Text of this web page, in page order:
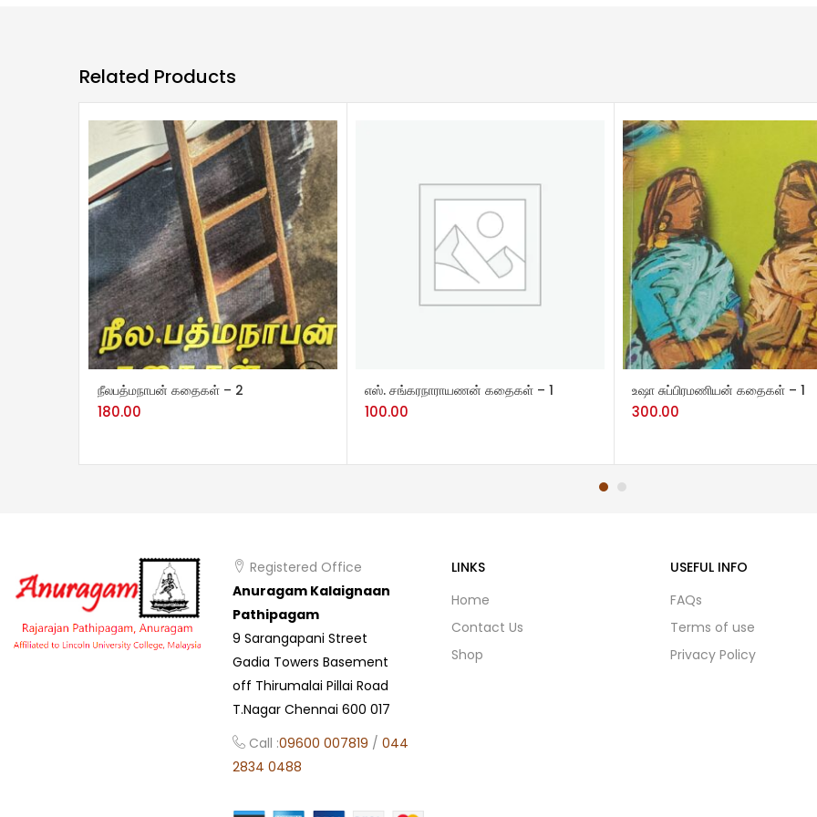
Related Products
ADD TO CART
நீலபத்மநாபன் கதைகள் – 2
180.00
எஸ். சங்கரநாராயணன் கதைகள் – 1
100.00
ADD TO CART
உஷா சுப்பிரமணியன் கதைகள் – 1
300.00
Registered Office
Anuragam Kalaignaan
Pathipagam
9 Sarangapani Street
Gadia Towers Basement
off Thirumalai Pillai Road
T.Nagar Chennai 600 017
Call :09600 007819 / 044
2834 0488
LINKS
Home
Contact Us
Shop
USEFUL INFO
FAQs
Terms of use
Privacy Policy